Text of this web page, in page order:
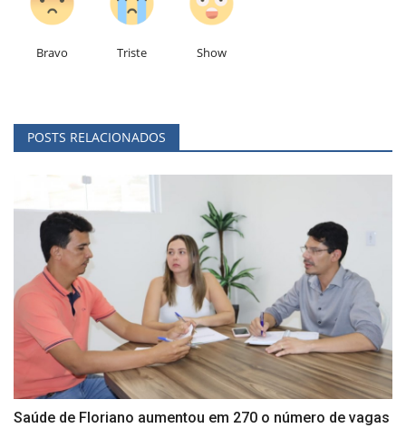
Bravo Triste Show
POSTS RELACIONADOS
Saúde de Floriano aumentou em 270 o número de vagas